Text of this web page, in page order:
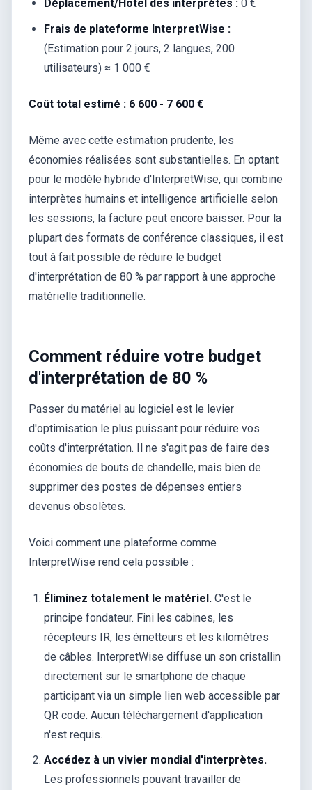
Déplacement/Hôtel des interprètes : 0 €
Frais de plateforme InterpretWise :
(Estimation pour 2 jours, 2 langues, 200
utilisateurs) ≈ 1 000 €
Coût total estimé : 6 600 - 7 600 €
Même avec cette estimation prudente, les
économies réalisées sont substantielles. En optant
pour le modèle hybride d'InterpretWise, qui combine
interprètes humains et intelligence artificielle selon
les sessions, la facture peut encore baisser. Pour la
plupart des formats de conférence classiques, il est
tout à fait possible de réduire le budget
d'interprétation de 80 % par rapport à une approche
matérielle traditionnelle.
Comment réduire votre budget
d'interprétation de 80 %
Passer du matériel au logiciel est le levier
d'optimisation le plus puissant pour réduire vos
coûts d'interprétation. Il ne s'agit pas de faire des
économies de bouts de chandelle, mais bien de
supprimer des postes de dépenses entiers
devenus obsolètes.
Voici comment une plateforme comme
InterpretWise rend cela possible :
Éliminez totalement le matériel. C'est le
principe fondateur. Fini les cabines, les
récepteurs IR, les émetteurs et les kilomètres
de câbles. InterpretWise diffuse un son cristallin
directement sur le smartphone de chaque
participant via un simple lien web accessible par
QR code. Aucun téléchargement d'application
n'est requis.
Accédez à un vivier mondial d'interprètes.
Les professionnels pouvant travailler de